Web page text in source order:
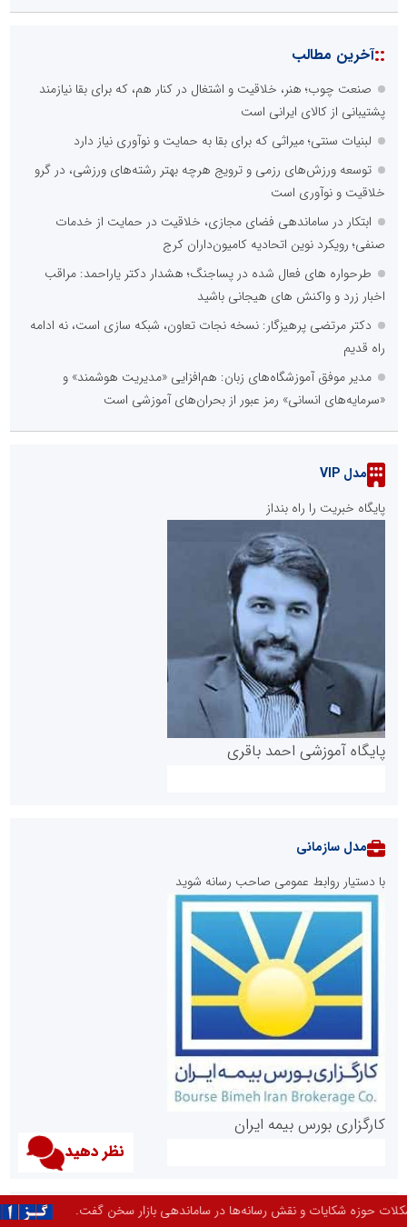
نظر دهید
::آخرین مطالب
صنعت چوب؛ هنر، خلاقیت و اشتغال در کنار هم، که برای بقا نیازمند
پشتیبانی از کالای ایرانی است
لبنیات سنتی؛ میراثی که برای بقا به حمایت و نوآوری نیاز دارد
توسعه ورزش‌های رزمی و ترویج هرچه بهتر رشته‌های ورزشی، در گرو
خلاقیت و نوآوری است
ابتکار در ساماندهی فضای مجازی، خلاقیت در حمایت از خدمات
صنفی؛ رویکرد نوین اتحادیه کامیون‌داران کرج
طرحواره های فعال شده در پساجنگ؛ هشدار دکتر یاراحمد: مراقب
اخبار زرد و واکنش های هیجانی باشید
دکتر مرتضی پرهیزگار: نسخه نجات تعاون، شبکه سازی است، نه ادامه
راه قدیم
مدیر موفق آموزشگاه‌های زبان: هم‌افزایی «مدیریت هوشمند» و
«سرمایه‌های انسانی» رمز عبور از بحران‌های آموزشی است
مدل VIP
پایگاه خبریت را راه بنداز
پایگاه آموزشی احمد باقری
روابط عمومی خبرگزاری گزارش خبر
مدل سازمانی
با دستیار روابط عمومی صاحب رسانه شوید
کارگزاری بورس بیمه ایران
مدل اقتصادی
لبنیات و عسل از جمله محصولاتی هستند